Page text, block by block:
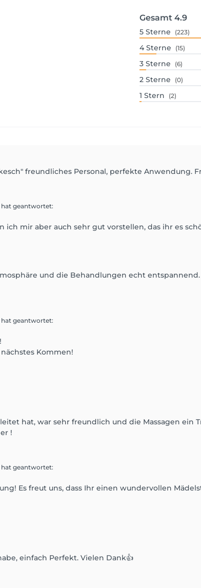
Gesamt 4.9
5 Sterne (223)
4 Sterne (15)
3 Sterne (6)
2 Sterne (0)
1 Stern (2)
freundliches Personal, perfekte Anwendung.
hat geantwortet:
ich mir aber auch sehr gut vorstellen, das ihr es
und die Behandlungen echt
hat geantwortet:
Kommen!
hat, war sehr freundlich und die Massagen ein
!
hat geantwortet:
Es freut uns, dass Ihr einen wundervollen
einfach Perfekt. Vielen Dank👍